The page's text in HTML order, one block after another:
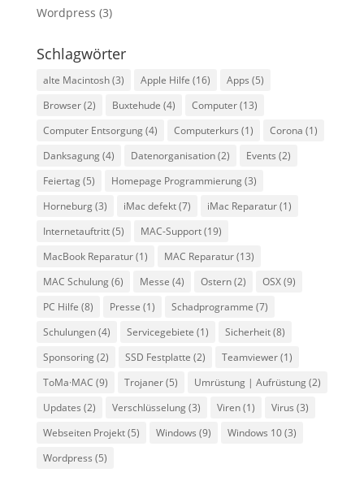
Wordpress (3)
Schlagwörter
alte Macintosh(3) Apple Hilfe (16) Apps (5)
Browser(2) Buxtehude (4) Computer(13)
Computer Entsorgung(4) Computerkurs (1) Corona (1)
Danksagung(4) Datenorganisation(2) Events (2)
Feiertag(5) Homepage Programmierung(3)
Horneburg(3) iMac defekt(7) iMac Reparatur(1)
Internetauftritt(5) MAC-Support(19)
MacBook Reparatur(1) MAC Reparatur(13)
MAC Schulung(6) Messe (4) Ostern(2) OSX(9)
PC Hilfe (8) Presse (1) Schadprogramme (7)
Schulungen(4) Servicegebiete (1) Sicherheit(8)
Sponsoring(2) SSD Festplatte (2) Teamviewer(1)
ToMa·MAC (9) Trojaner(5) Umrüstung | Aufrüstung(2)
Updates (2) Verschlüsselung(3) Viren(1) Virus (3)
Webseiten Projekt(5) Windows (9) Windows 10(3)
Wordpress (5)